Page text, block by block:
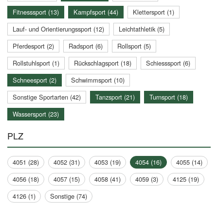
Fitnesssport (13)
Kampfsport (44)
Klettersport (1)
Lauf- und Orientierungssport (12)
Leichtathletik (5)
Pferdesport (2)
Radsport (6)
Rollsport (5)
Rollstuhlsport (1)
Rückschlagsport (18)
Schiesssport (6)
Schneesport (2)
Schwimmsport (10)
Sonstige Sportarten (42)
Tanzsport (21)
Turnsport (18)
Wassersport (23)
PLZ
4051 (28) 4052 (31) 4053 (19) 4054 (16)
4055 (14)
4056 (18)
4057 (15) 4058 (41) 4059 (3)
4125 (19)
4126 (1)
Sonstige (74)